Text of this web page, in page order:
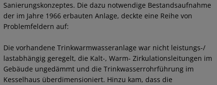
Sanierungskonzeptes. Die dazu notwendige Bestandsaufnahme
der im Jahre 1966 erbauten Anlage, deckte eine Reihe von
Problemfeldern auf:
Die vorhandene Trinkwarmwasseranlage war nicht leistungs-/
lastabhängig geregelt, die Kalt-, Warm- Zirkulationsleitungen im
Gebäude ungedämmt und die Trinkwasserrohrführung im
Kesselhaus überdimensioniert. Hinzu kam, dass die